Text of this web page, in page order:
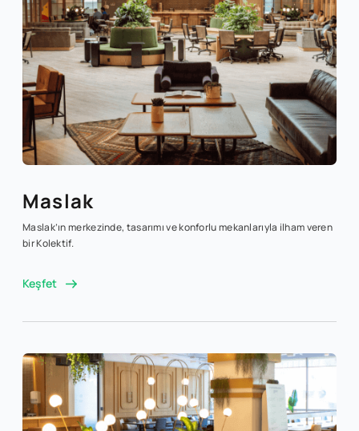
Maslak
Maslak’ın merkezinde, tasarımı ve konforlu mekanlarıyla ilham veren
bir Kolektif.
Keşfet